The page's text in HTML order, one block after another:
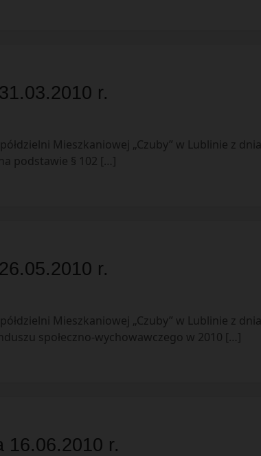
r.
Mieszkaniowej „Czuby” w Lublinie z dnia
podstawie § 102 […]
r.
Mieszkaniowej „Czuby” w Lublinie z dnia
społeczno-wychowawczego w 2010 […]
16.06.2010 r.